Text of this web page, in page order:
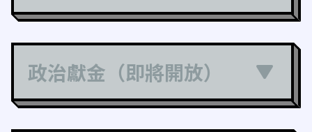
政治獻金（即將開放）